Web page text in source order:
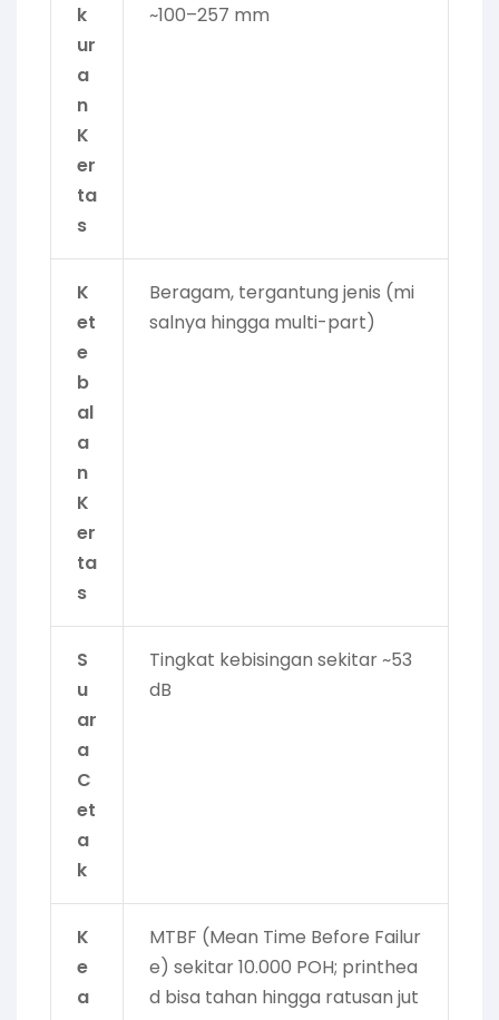
k
ur
a
n
K
er
ta
s
~100–257 mm
K
et
e
b
al
a
n
K
er
ta
s
Beragam, tergantung jenis (mi
salnya hingga multi-part)
S
u
ar
a
C
et
a
k
Tingkat kebisingan sekitar ~53
dB
K
e
a
MTBF (Mean Time Before Failur
e) sekitar 10.000 POH; printhea
d bisa tahan hingga ratusan jut